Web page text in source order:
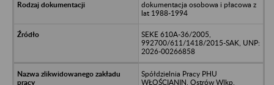
dokumentacja osobowa i płacowa z
lat 1988-1994
SEKE 610A-36/2005,
992700/611/1418/2015-SAK, UNP:
2026-00266858
Spółdzielnia Pracy PHU
WŁOŚCIANIN, Ostrów Wlkp.